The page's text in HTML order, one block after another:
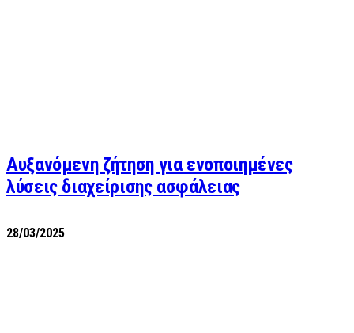
Αυξανόμενη ζήτηση για ενοποιημένες
λύσεις διαχείρισης ασφάλειας
28/03/2025